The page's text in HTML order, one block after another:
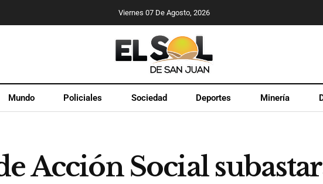
Viernes 07 De Agosto, 2026
Mundo Policiales Sociedad Deportes Minería
Acción Social